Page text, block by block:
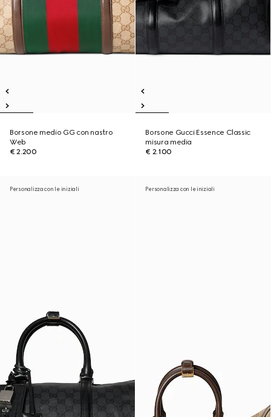
Borsone medio GG con nastro
Web
€ 2.200
Borsone Gucci Essence Classic
misura media
€ 2.100
Personalizza con le iniziali Personalizza con le iniziali